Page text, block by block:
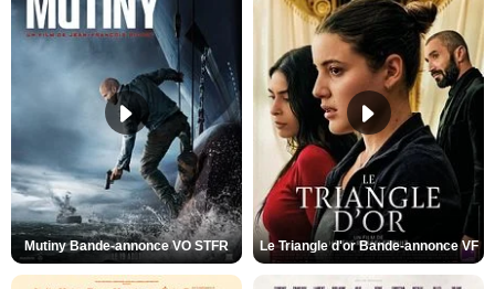
Mutiny Bande-annonce VO STFR Le Triangle d'or Bande-annonce VF